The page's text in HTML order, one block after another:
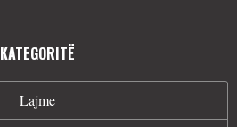
KATEGORITË
Lajme